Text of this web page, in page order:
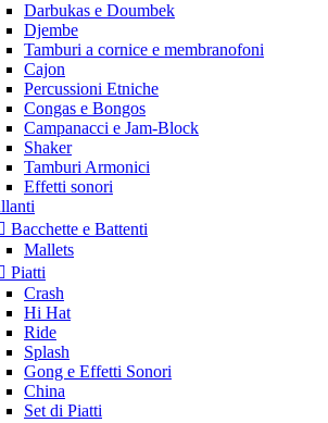
Darbukas e Doumbek
Djembe
Tamburi a cornice e membranofoni
Cajon
Percussioni Etniche
Congas e Bongos
Campanacci e Jam-Block
Shaker
Tamburi Armonici
Effetti sonori
Bacchette e Battenti
Mallets
Piatti
Crash
Hi Hat
Ride
Splash
Gong e Effetti Sonori
China
Set di Piatti